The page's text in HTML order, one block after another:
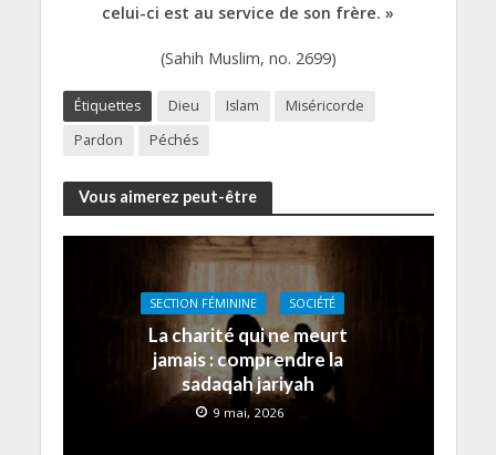
celui-ci est au service de son frère. »
(Sahih Muslim, no. 2699)
Étiquettes Dieu Islam
Miséricorde
Pardon
Péchés
Vous aimerez peut-être
SECTION FÉMININE SOCIÉTÉ
La charité qui ne meurt
jamais : comprendre la
sadaqah jariyah
9 mai, 2026